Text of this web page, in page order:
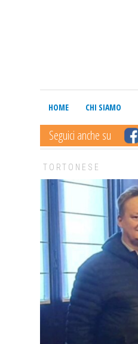
HOME CHI SIAMO
Seguici anche su
TORTONESE